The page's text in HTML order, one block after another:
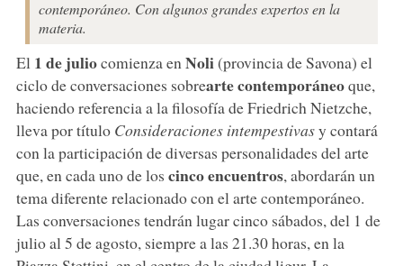
contemporáneo. Con algunos grandes expertos en la
materia.
El 1 de juliocomienza en Noli(provincia de Savona) el
ciclo de conversaciones sobrearte contemporáneoque,
haciendo referencia a la filosofía de Friedrich Nietzche,
lleva por título Consideraciones intempestivasy contará
con la participación de diversas personalidades del arte
que, en cada uno de los cinco encuentros, abordarán un
tema diferente relacionado con el arte contemporáneo.
Las conversaciones tendrán lugar cinco sábados, del 1 de
julio al 5 de agosto, siempre a las 21.30 horas, en la